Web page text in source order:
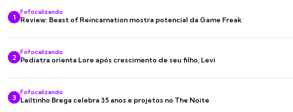
1
Fofocalizando
Review: Beast of Reincarnation mostra potencial da Game Freak
2
Fofocalizando
Pediatra orienta Lore após crescimento de seu filho, Levi
3
Fofocalizando
Lailtinho Brega celebra 35 anos e projetos no The Noite